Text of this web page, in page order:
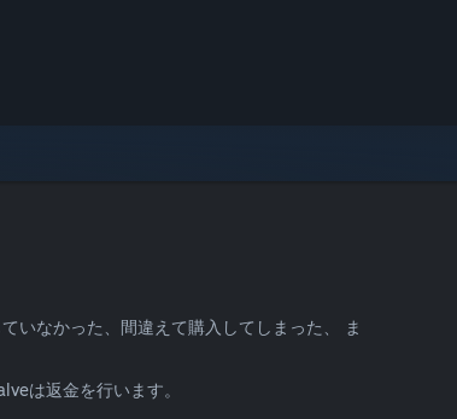
いなかった、間違えて購入してしまった、 ま
は返金を行います。